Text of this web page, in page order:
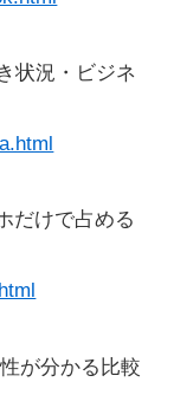
状況・ビジネ
だけで占める
が分かる比較